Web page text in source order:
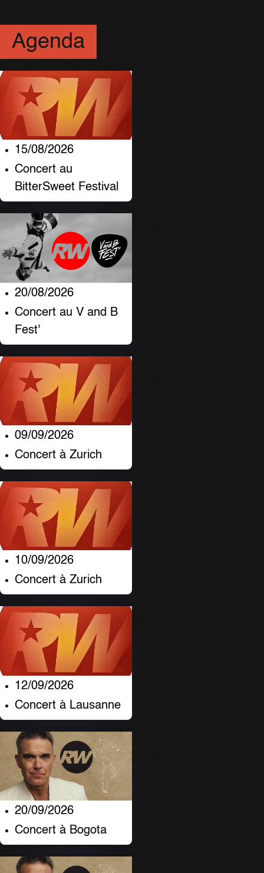
Agenda
15/08/2026
Concert au
BitterSweet Festival
20/08/2026
Concert au V and B
Fest'
09/09/2026
Concert à Zurich
10/09/2026
Concert à Zurich
12/09/2026
Concert à Lausanne
20/09/2026
Concert à Bogota